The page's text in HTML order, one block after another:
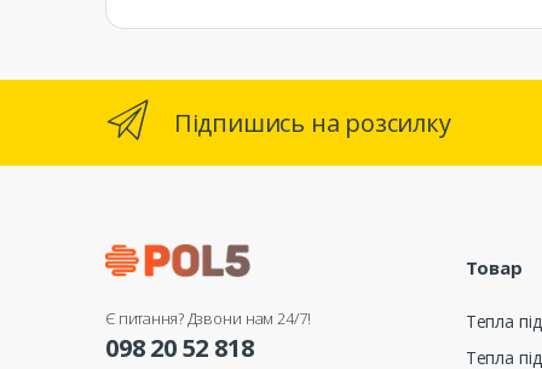
Підпишись на розсилку
Є питання? Дзвони нам 24/7!
098 20 52 818
Товар
Тепла
Тепла